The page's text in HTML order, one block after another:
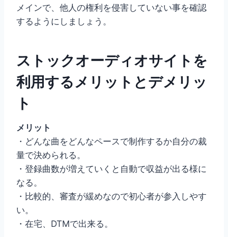
メインで、他人の権利を侵害していない事を確認
するようにしましょう。
ストックオーディオサイトを
利用するメリットとデメリッ
ト
メリット
・どんな曲をどんなペースで制作するか自分の裁
量で決められる。
・登録曲数が増えていくと自動で収益が出る様に
なる。
・比較的、審査が緩めなので初心者が参入しやす
い。
・在宅、DTMで出来る。